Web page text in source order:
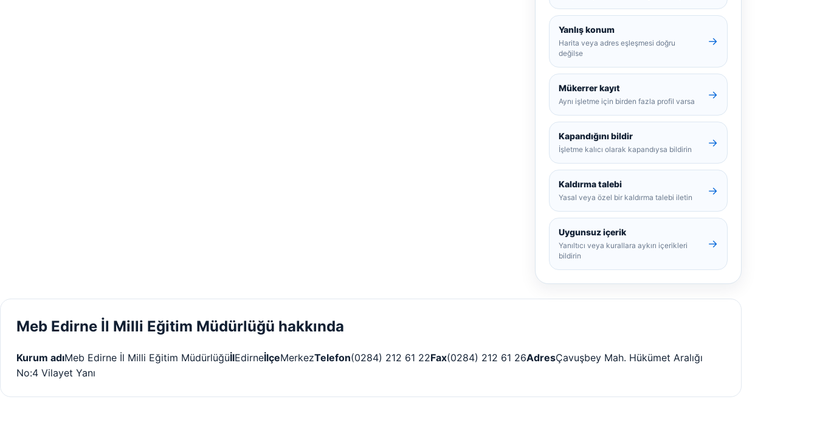
Yanlış konum
Harita veya adres eşleşmesi doğru
değilse
→
Mükerrer kayıt
Aynı işletme için birden fazla profil varsa
→
Kapandığını bildir
İşletme kalıcı olarak kapandıysa bildirin
→
Kaldırma talebi
Yasal veya özel bir kaldırma talebi iletin
→
Uygunsuz içerik
Yanıltıcı veya kurallara aykırı içerikleri
bildirin
→
Meb Edirne İl Milli Eğitim Müdürlüğü hakkında
Kurum adıMeb Edirne İl Milli Eğitim MüdürlüğüİlEdirneİlçeMerkezTelefon(0284) 212 61 22Fax(0284) 212 61 26AdresÇavuşbey Mah. Hükümet Aralığı
No:4 Vilayet Yanı